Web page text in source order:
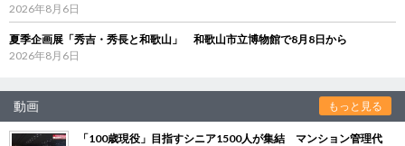
2026年8月6日
夏季企画展「秀吉・秀長と和歌山」 和歌山市立博物館で8月8日から
2026年8月6日
動画 もっと見る
「100歳現役」目指すシニア1500人が集結 マンション管理代